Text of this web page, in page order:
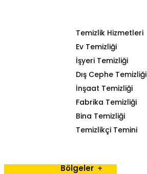
Temizlik Hizmetleri
Ev Temizliği
İşyeri Temizliği
Dış Cephe Temizliği
İnşaat Temizliği
Fabrika Temizliği
Bina Temizliği
Temizlikçi Temini
Bölgeler